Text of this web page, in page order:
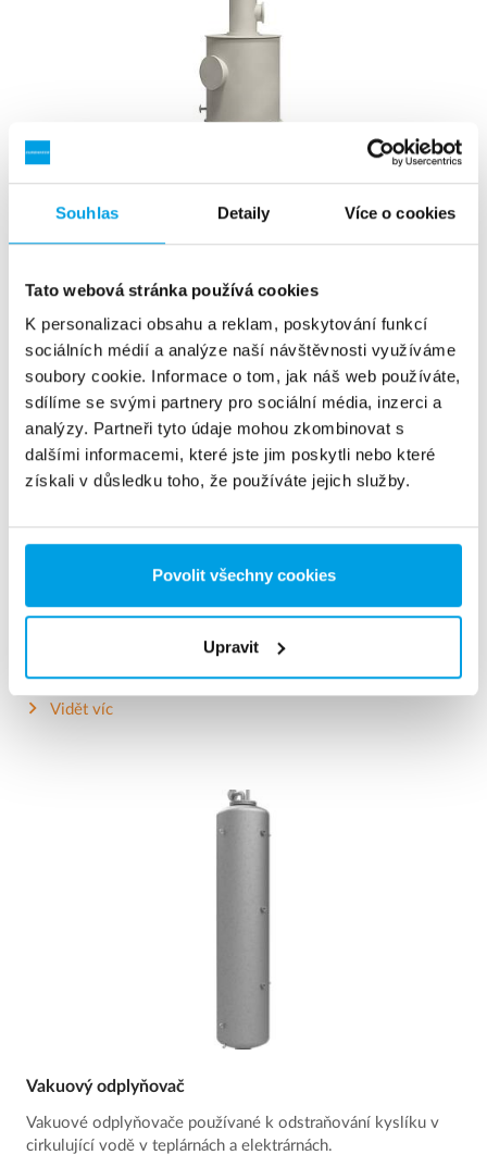
Souhlas Detaily Více o cookies
Tato webová stránka používá cookies
K personalizaci obsahu a reklam, poskytování funkcí
sociálních médií a analýze naší návštěvnosti využíváme
soubory cookie. Informace o tom, jak náš web používáte,
sdílíme se svými partnery pro sociální média, inzerci a
analýzy. Partneři tyto údaje mohou zkombinovat s
dalšími informacemi, které jste jim poskytli nebo které
získali v důsledku toho, že používáte jejich služby.
Povolit všechny cookies
Upravit
Odplyňovač CO₂
Odplyňovač CO₂ pro odstranění volného oxidu uhličitého.
Termický odplyňovač
Termické odplyňovače používané ke snížení obsahu kyslíku
v napájecí vodě pro parní kotle.
Vidět víc
Vakuový odplyňovač
Vakuové odplyňovače používané k odstraňování kyslíku v
cirkulující vodě v teplárnách a elektrárnách.